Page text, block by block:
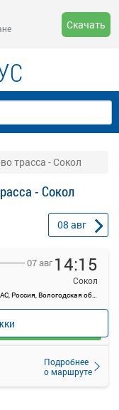
Скачать
трасса - Сокол
- Сокол
08 авг
07 авг 14:15
Сокол
Сокол АС, Россия, Вологодская область, Сокол, ул 40-летия Октября, 14
Подробнее
о маршруте
Выбрать